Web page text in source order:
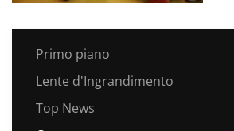
Primo piano
Lente d'Ingrandimento
Top News